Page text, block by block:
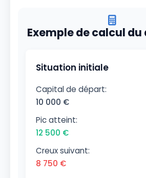
Exemple de calcul
Situation initiale
Capital de départ:
10 000 €
Pic atteint:
12 500 €
Creux suivant:
8 750 €